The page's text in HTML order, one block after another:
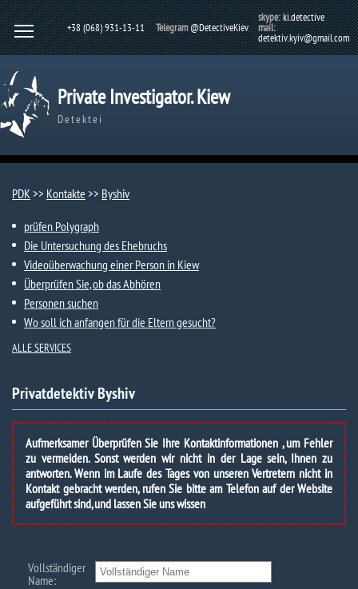
+38 (068) 931-13-11 Telegram@DetectiveKiev
skype:ki.detective
mail:
detektiv.kyiv@gmail.com
Private Investigator. Kiew
Detektei
PDK>> Kontakte >> Byshiv
prüfen Polygraph
Die Untersuchung des Ehebruchs
Videoüberwachung einer Person in Kiew
Überprüfen Sie, ob das Abhören
Personen suchen
Wo soll ich anfangen für die Eltern gesucht?
ALLE SERVICES
Privatdetektiv Byshiv
Aufmerksamer Überprüfen Sie Ihre Kontaktinformationen , um Fehler
zu vermeiden. Sonst werden wir nicht in der Lage sein, Ihnen zu
antworten. Wenn im Laufe des Tages von unseren Vertretern nicht in
Kontakt gebracht werden, rufen Sie bitte am Telefon auf der Website
aufgeführt sind, und lassen Sie uns wissen
Vollständiger
Name: